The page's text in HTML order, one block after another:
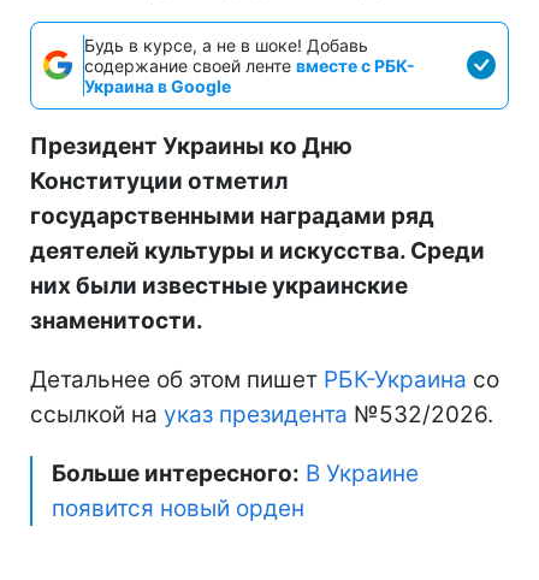
Будь в курсе, а не в шоке! Добавь
содержание своей ленте вместе с РБК-
Украина в Google
Президент Украины ко Дню
Конституции отметил
государственными наградами ряд
деятелей культуры и искусства. Среди
них были известные украинские
знаменитости.
Детальнее об этом пишет РБК-Украина со
ссылкой на указ президента №532/2026.
Больше интересного: В Украине
появится новый орден